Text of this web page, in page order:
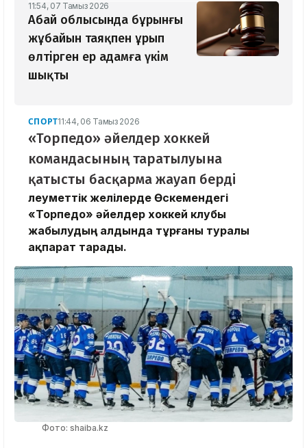
11:54, 07 Тамыз 2026
Абай облысында бұрынғы
жұбайын таяқпен ұрып
өлтірген ер адамға үкім
шықты
СПОРТ11:44, 06 Тамыз 2026
«Торпедо» әйелдер хоккей
командасының таратылуына
қатысты басқарма жауап берді
Әлеуметтік желілерде Өскемендегі
«Торпедо» әйелдер хоккей клубы
жабылудың алдында тұрғаны туралы
ақпарат тарады.
Фото: shaiba.kz